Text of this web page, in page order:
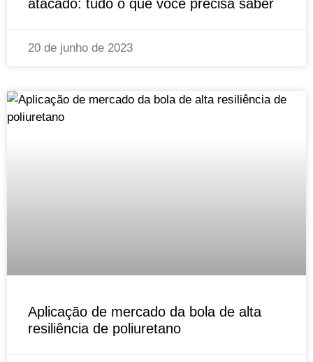
atacado: tudo o que você precisa saber
20 de junho de 2023
Aplicação de mercado da bola de alta
resiliência de poliuretano